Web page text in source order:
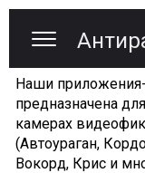
Наши
предназначена
камерах
(Автоураган,
Вокорд, Крис и